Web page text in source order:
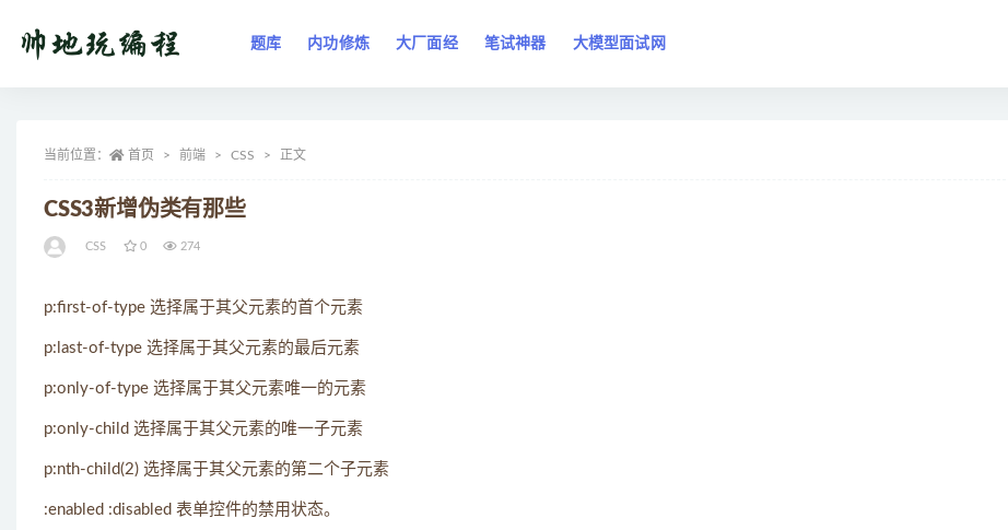
题库 内功修炼 大厂面经 笔试神器 大模型面试网
当前位置： 首页 前端 CSS 正文
CSS3新增伪类有那些
CSS 0 274
p:first-of-type 选择属于其父元素的首个元素
p:last-of-type 选择属于其父元素的最后元素
p:only-of-type 选择属于其父元素唯一的元素
p:only-child 选择属于其父元素的唯一子元素
p:nth-child(2) 选择属于其父元素的第二个子元素
:enabled :disabled 表单控件的禁用状态。